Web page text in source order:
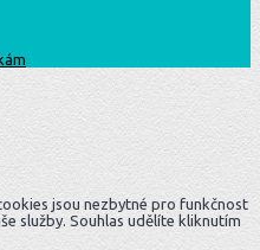
jsou nezbytné pro funkčnost
služby. Souhlas udělíte kliknutím